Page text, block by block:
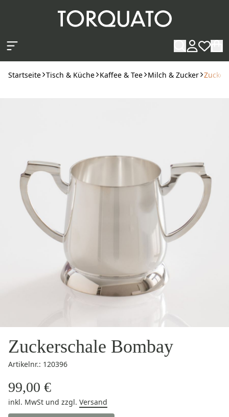
Startseite Tisch & Küche Kaffee & Tee Milch & Zucker
Zuckerschale Bombay
Artikelnr.: 120396
99,00 €
inkl. MwSt und zzgl. Versand